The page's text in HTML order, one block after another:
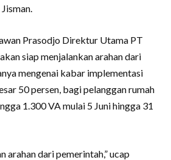
Prasodjo Direktur Utama PT
siap menjalankan arahan dari
mengenai kabar implementasi
50 persen, bagi pelanggan rumah
1.300 VA mulai 5 Juni hingga 31
arahan dari pemerintah,” ucap